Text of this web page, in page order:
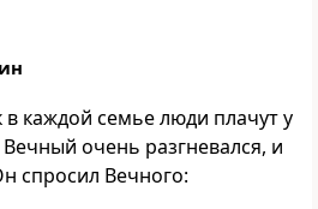
каждой семье люди плачут у
очень разгневался, и
спросил Вечного: